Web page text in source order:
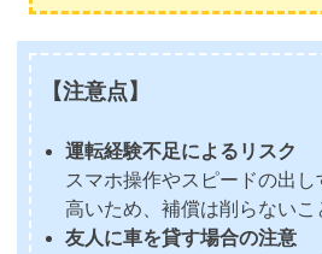
【注意点】
運転経験不足によるリスク
スマホ操作やスピードの出
高いため、補償は削らないこ
友人に車を貸す場合の注意